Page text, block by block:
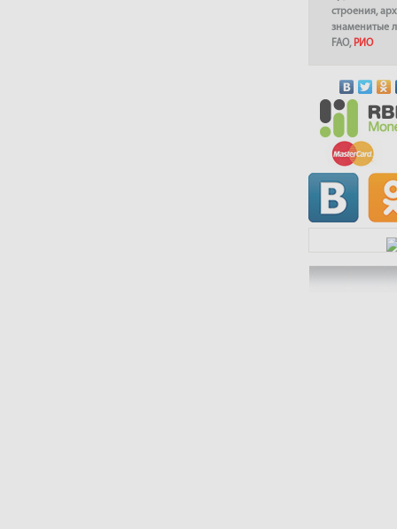
строения,
знаменитые
FAO, РИО